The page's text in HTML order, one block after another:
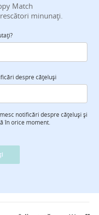
Match
minunați.
despre cățeluși
notificări despre cățeluși și
în orice moment.